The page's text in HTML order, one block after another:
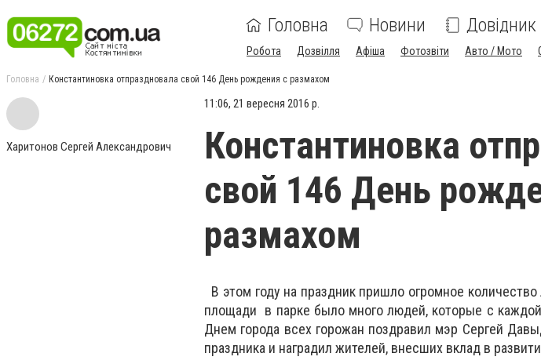
Головна Новини Довідник
Робота Дозвілля Афіша Фотозвіти Авто / Мото
Головна Константиновка отпраздновала свой 146 День рождения с размахом
Харитонов Сергей Александрович
11:06, 21 вересня 2016 р.
Константиновка
свой 146 День
размахом
В этом году на праздник пришло огромное
площади в парке было много людей, которые с
Днем города всех горожан поздравил мэр Сергей
праздника и наградил жителей, внесших вклад в